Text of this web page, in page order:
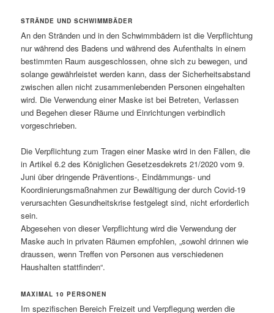
STRÄNDE UND SCHWIMMBÄDER
An den Stränden und in den Schwimmbädern ist die Verpflichtung
nur während des Badens und während des Aufenthalts in einem
bestimmten Raum ausgeschlossen, ohne sich zu bewegen, und
solange gewährleistet werden kann, dass der Sicherheitsabstand
zwischen allen nicht zusammenlebenden Personen eingehalten
wird. Die Verwendung einer Maske ist bei Betreten, Verlassen
und Begehen dieser Räume und Einrichtungen verbindlich
vorgeschrieben.
Die Verpflichtung zum Tragen einer Maske wird in den Fällen, die
in Artikel 6.2 des Königlichen Gesetzesdekrets 21/2020 vom 9.
Juni über dringende Präventions-, Eindämmungs- und
Koordinierungsmaßnahmen zur Bewältigung der durch Covid-19
verursachten Gesundheitskrise festgelegt sind, nicht erforderlich
sein.
Abgesehen von dieser Verpflichtung wird die Verwendung der
Maske auch in privaten Räumen empfohlen, „sowohl drinnen wie
draussen, wenn Treffen von Personen aus verschiedenen
Haushalten stattfinden“.
MAXIMAL 10 PERSONEN
Im spezifischen Bereich Freizeit und Verpflegung werden die